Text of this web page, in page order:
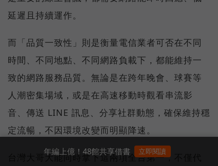
延遲且持續運作。
而「品質一致性」則是衡量電信業者可否在不同
時間、不同地點、不同網路負載下，都能維持一
致的網路服務品質。無論是在跨年晚會、球賽等
人潮密集場域，或是在高速移動時觀看串流影
音、傳送 LINE 訊息、分享社群動態，確保維持穩
定流暢，不因環境改變而明顯降速。
台灣大哥大能同時拿下這兩項全台第一，不僅代
年編上億！48館共享借書 立即閱讀